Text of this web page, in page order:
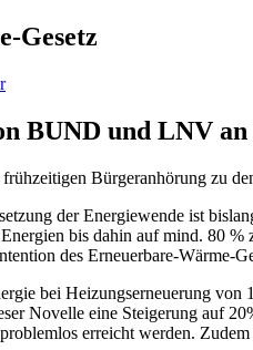
Gesetz
BUND und LNV
Bürgeranhörung zu
der Energiewende ist
bis dahin auf mind. 80
des Erneuerbare-
bei Heizungserneuerung
Novelle eine Steigerung auf
erreicht werden.